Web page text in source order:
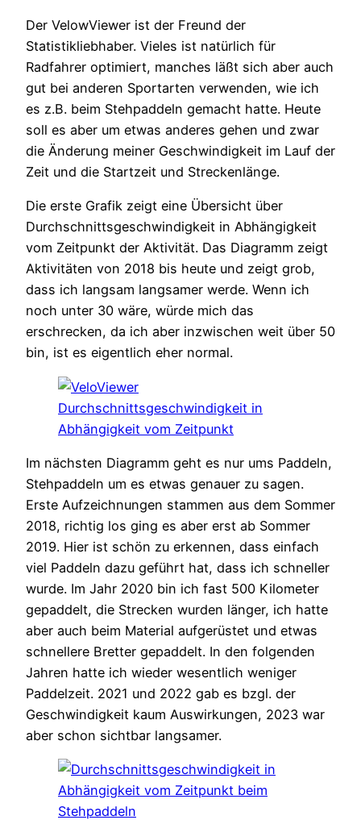
Der VelowViewer ist der Freund der
Statistikliebhaber. Vieles ist natürlich für
Radfahrer optimiert, manches läßt sich aber auch
gut bei anderen Sportarten verwenden, wie ich
es z.B. beim Stehpaddeln gemacht hatte. Heute
soll es aber um etwas anderes gehen und zwar
die Änderung meiner Geschwindigkeit im Lauf der
Zeit und die Startzeit und Streckenlänge.
Die erste Grafik zeigt eine Übersicht über
Durchschnittsgeschwindigkeit in Abhängigkeit
vom Zeitpunkt der Aktivität. Das Diagramm zeigt
Aktivitäten von 2018 bis heute und zeigt grob,
dass ich langsam langsamer werde. Wenn ich
noch unter 30 wäre, würde mich das
erschrecken, da ich aber inzwischen weit über 50
bin, ist es eigentlich eher normal.
Im nächsten Diagramm geht es nur ums Paddeln,
Stehpaddeln um es etwas genauer zu sagen.
Erste Aufzeichnungen stammen aus dem Sommer
2018, richtig los ging es aber erst ab Sommer
2019. Hier ist schön zu erkennen, dass einfach
viel Paddeln dazu geführt hat, dass ich schneller
wurde. Im Jahr 2020 bin ich fast 500 Kilometer
gepaddelt, die Strecken wurden länger, ich hatte
aber auch beim Material aufgerüstet und etwas
schnellere Bretter gepaddelt. In den folgenden
Jahren hatte ich wieder wesentlich weniger
Paddelzeit. 2021 und 2022 gab es bzgl. der
Geschwindigkeit kaum Auswirkungen, 2023 war
aber schon sichtbar langsamer.